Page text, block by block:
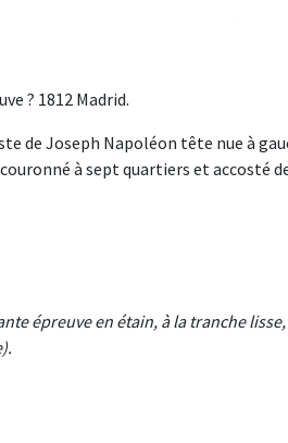
? 1812 Madrid.
de Joseph Napoléon tête nue à
couronné à sept quartiers et accosté
épreuve en étain, à la tranche